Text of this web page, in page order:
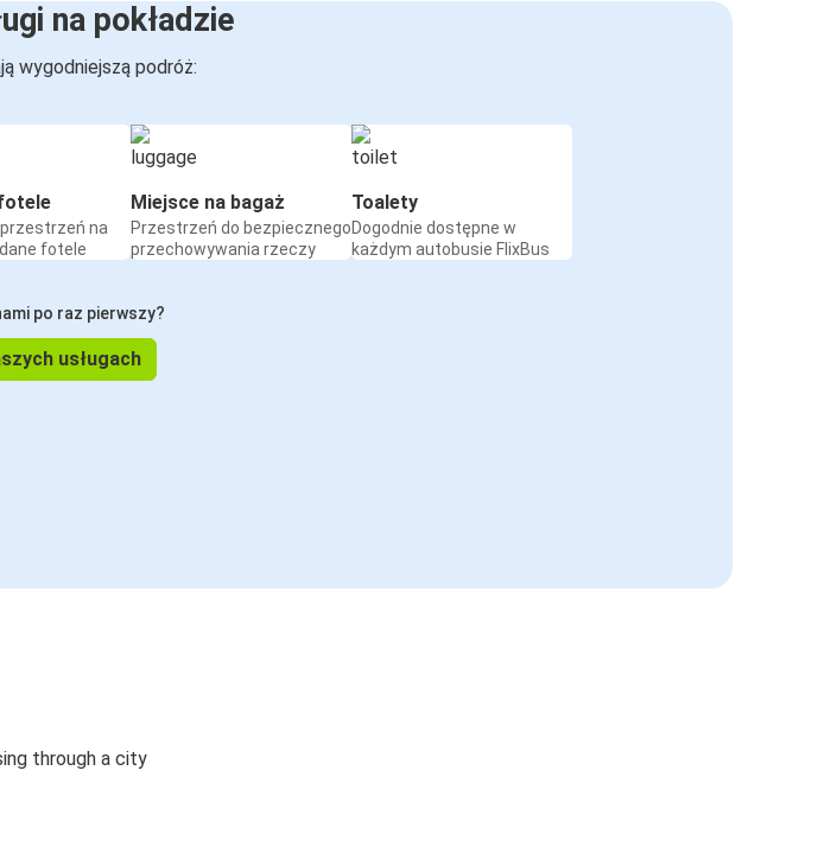
na pokładzie
wygodniejszą podróż:
na
fotele
Miejsce na bagaż
Przestrzeń do bezpiecznego
przechowywania rzeczy
Toalety
Dogodnie dostępne w
każdym autobusie FlixBus
po raz pierwszy?
usługach